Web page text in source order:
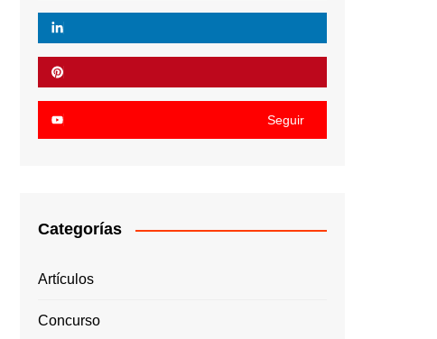
Seguir
Categorías
Artículos
Concurso